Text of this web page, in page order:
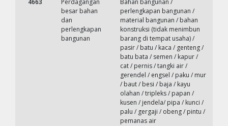
4663
Perdagangan
besar bahan
dan
perlengkapan
bangunan
Bahan bangunan /
perlengkapan bangunan /
material bangunan / bahan
konstruksi (tidak menimbun
barang di tempat usaha) /
pasir / batu / kaca / genteng /
batu bata / semen / kapur /
cat / pernis / tangki air /
gerendel / engsel / paku / mur
/ baut / besi / baja / kayu
olahan / tripleks / papan /
kusen / jendela/ pipa / kunci /
palu / gergaji / obeng / pintu /
pemanas air